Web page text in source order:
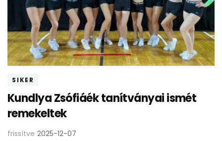
SIKER
Kundlya Zsófiáék tanítványai ismét
remekeltek
frissítve 2025-12-07